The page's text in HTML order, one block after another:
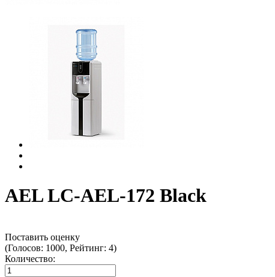
AEL LC-AEL-172 Black
Поставить оценку
(Голосов: 1000, Рейтинг: 4)
Количество: